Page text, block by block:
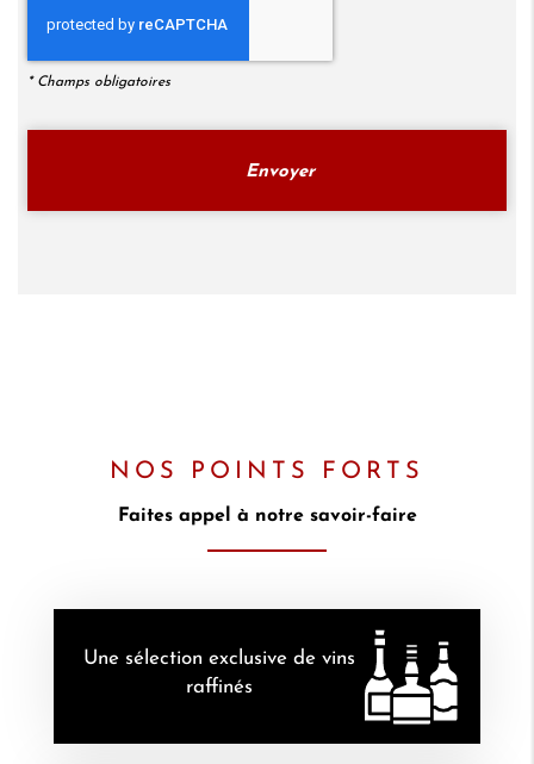
* Champs obligatoires
NOS POINTS FORTS
Faites appel à notre savoir-faire
Une sélection exclusive de vins
raffinés